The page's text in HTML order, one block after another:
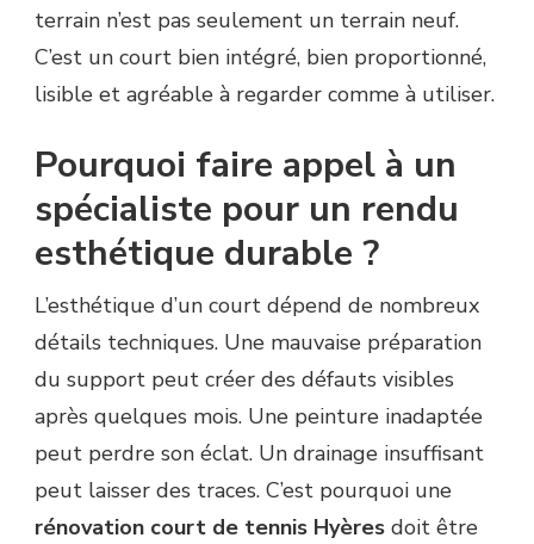
terrain n’est pas seulement un terrain neuf.
C’est un court bien intégré, bien proportionné,
lisible et agréable à regarder comme à utiliser.
Pourquoi faire appel à un
spécialiste pour un rendu
esthétique durable ?
L’esthétique d’un court dépend de nombreux
détails techniques. Une mauvaise préparation
du support peut créer des défauts visibles
après quelques mois. Une peinture inadaptée
peut perdre son éclat. Un drainage insuffisant
peut laisser des traces. C’est pourquoi une
rénovation court de tennis Hyères doit être